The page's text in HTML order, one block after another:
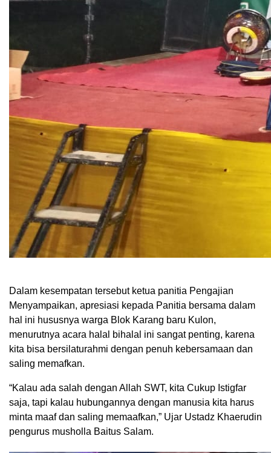
Dalam kesempatan tersebut ketua panitia Pengajian
Menyampaikan, apresiasi kepada Panitia bersama dalam
hal ini hususnya warga Blok Karang baru Kulon,
menurutnya acara halal bihalal ini sangat penting, karena
kita bisa bersilaturahmi dengan penuh kebersamaan dan
saling memafkan.
“Kalau ada salah dengan Allah SWT, kita Cukup Istigfar
saja, tapi kalau hubungannya dengan manusia kita harus
minta maaf dan saling memaafkan,” Ujar Ustadz Khaerudin
pengurus musholla Baitus Salam.